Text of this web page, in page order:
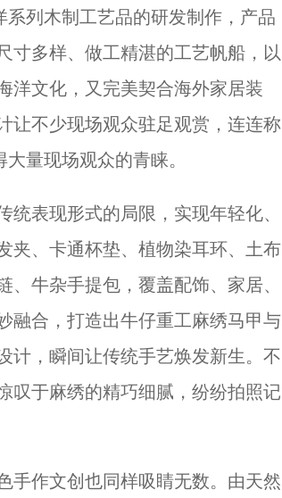
列木制工艺品的研发制作，产品
寸多样、做工精湛的工艺帆船，以
洋文化，又完美契合海外家居装
让不少现场观众驻足观赏，连连称
量现场观众的青睐。
表现形式的局限，实现年轻化、
、卡通杯垫、植物染耳环、土布
牛杂手提包，覆盖配饰、家居、
融合，打造出牛仔重工麻绣马甲与
计，瞬间让传统手艺焕发新生。不
叹于麻绣的精巧细腻，纷纷拍照记
作文创也同样吸睛无数。由天然